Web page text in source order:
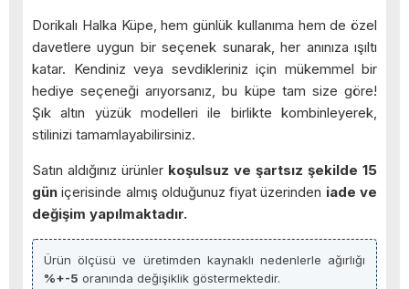
Dorikalı Halka Küpe, hem günlük kullanıma hem de özel
davetlere uygun bir seçenek sunarak, her anınıza ışıltı
katar. Kendiniz veya sevdikleriniz için mükemmel bir
hediye seçeneği arıyorsanız, bu küpe tam size göre!
Şık altın yüzük modelleri ile birlikte kombinleyerek,
stilinizi tamamlayabilirsiniz.
Satın aldığınız ürünler koşulsuz ve şartsız şekilde 15
gün içerisinde almış olduğunuz fiyat üzerinden iade ve
değişim yapılmaktadır.
Ürün ölçüsü ve üretimden kaynaklı nedenlerle ağırlığı
%+-5 oranında değişiklik göstermektedir.